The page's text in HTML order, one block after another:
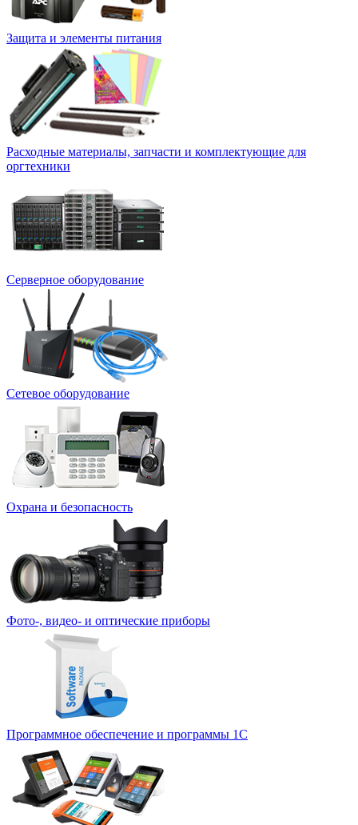
Защита и элементы питания
Расходные материалы, запчасти и комплектующие для
оргтехники
Серверное оборудование
Сетевое оборудование
Охрана и безопасность
Фото-, видео- и оптические приборы
Программное обеспечение и программы 1С